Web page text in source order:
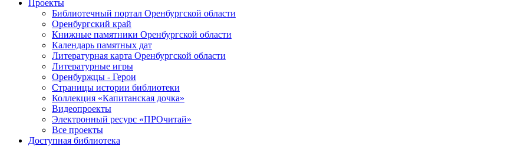
Проекты
Библиотечный портал Оренбургской области
Оренбургский край
Книжные памятники Оренбургской области
Календарь памятных дат
Литературная карта Оренбургской области
Литературные игры
Оренбуржцы - Герои
Страницы истории библиотеки
Коллекция «Капитанская дочка»
Видеопроекты
Электронный ресурс «ПРОчитай»
Все проекты
Доступная библиотека